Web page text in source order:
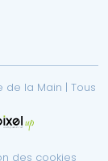
la Main | Tous
des cookies